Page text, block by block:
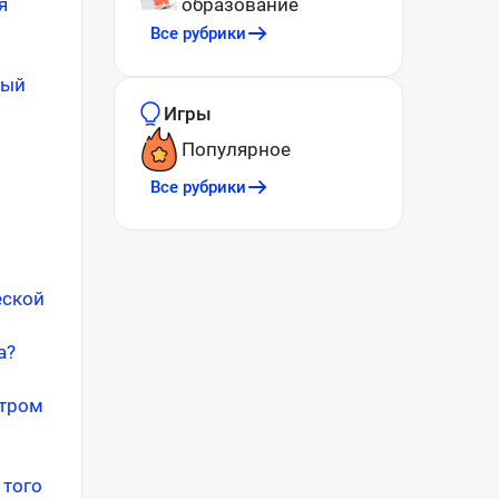
образование
Все рубрики
Игры
Популярное
Все рубрики